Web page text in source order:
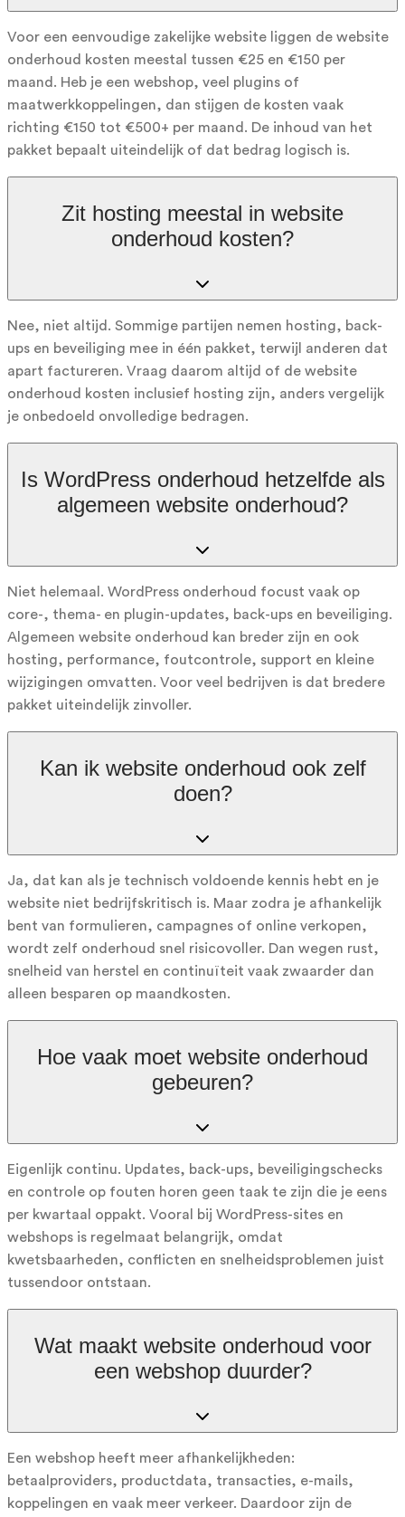
Voor een eenvoudige zakelijke website liggen de website
onderhoud kosten meestal tussen €25 en €150 per
maand. Heb je een webshop, veel plugins of
maatwerkkoppelingen, dan stijgen de kosten vaak
richting €150 tot €500+ per maand. De inhoud van het
pakket bepaalt uiteindelijk of dat bedrag logisch is.
Zit hosting meestal in website
onderhoud kosten?
Nee, niet altijd. Sommige partijen nemen hosting, back-
ups en beveiliging mee in één pakket, terwijl anderen dat
apart factureren. Vraag daarom altijd of de website
onderhoud kosten inclusief hosting zijn, anders vergelijk
je onbedoeld onvolledige bedragen.
Is WordPress onderhoud hetzelfde als
algemeen website onderhoud?
Niet helemaal. WordPress onderhoud focust vaak op
core-, thema- en plugin-updates, back-ups en beveiliging.
Algemeen website onderhoud kan breder zijn en ook
hosting, performance, foutcontrole, support en kleine
wijzigingen omvatten. Voor veel bedrijven is dat bredere
pakket uiteindelijk zinvoller.
Kan ik website onderhoud ook zelf
doen?
Ja, dat kan als je technisch voldoende kennis hebt en je
website niet bedrijfskritisch is. Maar zodra je afhankelijk
bent van formulieren, campagnes of online verkopen,
wordt zelf onderhoud snel risicovoller. Dan wegen rust,
snelheid van herstel en continuïteit vaak zwaarder dan
alleen besparen op maandkosten.
Hoe vaak moet website onderhoud
gebeuren?
Eigenlijk continu. Updates, back-ups, beveiligingschecks
en controle op fouten horen geen taak te zijn die je eens
per kwartaal oppakt. Vooral bij WordPress-sites en
webshops is regelmaat belangrijk, omdat
kwetsbaarheden, conflicten en snelheidsproblemen juist
tussendoor ontstaan.
Wat maakt website onderhoud voor
een webshop duurder?
Een webshop heeft meer afhankelijkheden:
betaalproviders, productdata, transacties, e-mails,
koppelingen en vaak meer verkeer. Daardoor zijn de